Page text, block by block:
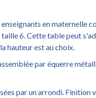
en maternelle
6. Cette table peut
hauteur est au choix.
par équerre
par un arrondi. Finition